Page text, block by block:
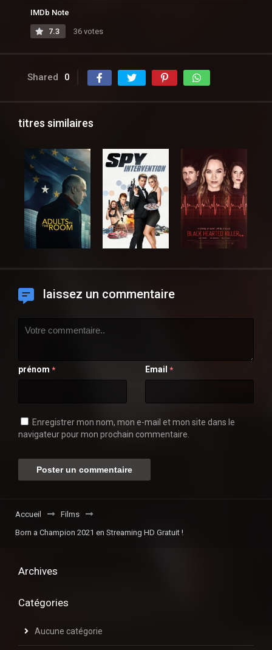
IMDb Note
7.3 36 votes
Shared 0
titres similaires
laissez un commentaire
prénom * Email *
Enregistrer mon nom, mon e-mail et mon site dans le
navigateur pour mon prochain commentaire.
Accueil
Films
Born a Champion 2021 en Streaming HD Gratuit !
Archives
Catégories
Aucune catégorie